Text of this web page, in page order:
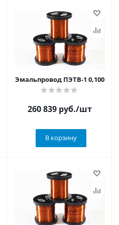
Эмальпровод ПЭТВ-1 0,100
260 839руб./шт
В корзину